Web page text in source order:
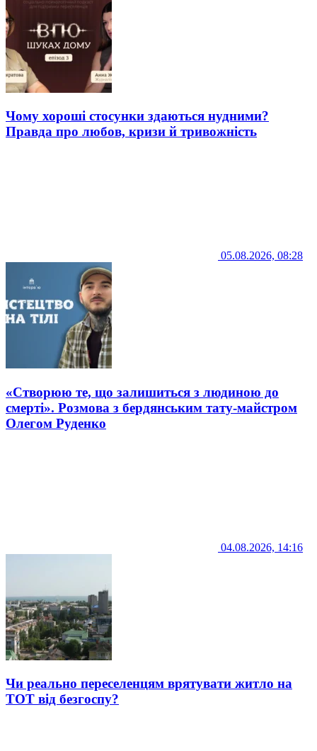
Чому хороші стосунки здаються нудними?
Правда про любов, кризи й тривожність
05.08.2026, 08:28
«Створюю те, що залишиться з людиною до
смерті». Розмова з бердянським тату-майстром
Олегом Руденко
04.08.2026, 14:16
Чи реально переселенцям врятувати житло на
ТОТ від безгоспу?